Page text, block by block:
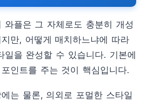
와플은 그 자체로도 충분히 개성
만, 어떻게 매치하느냐에 따라
일을 완성할 수 있습니다. 기본에
인트를 주는 것이 핵심입니다.
는 물론, 의외로 포멀한 스타일